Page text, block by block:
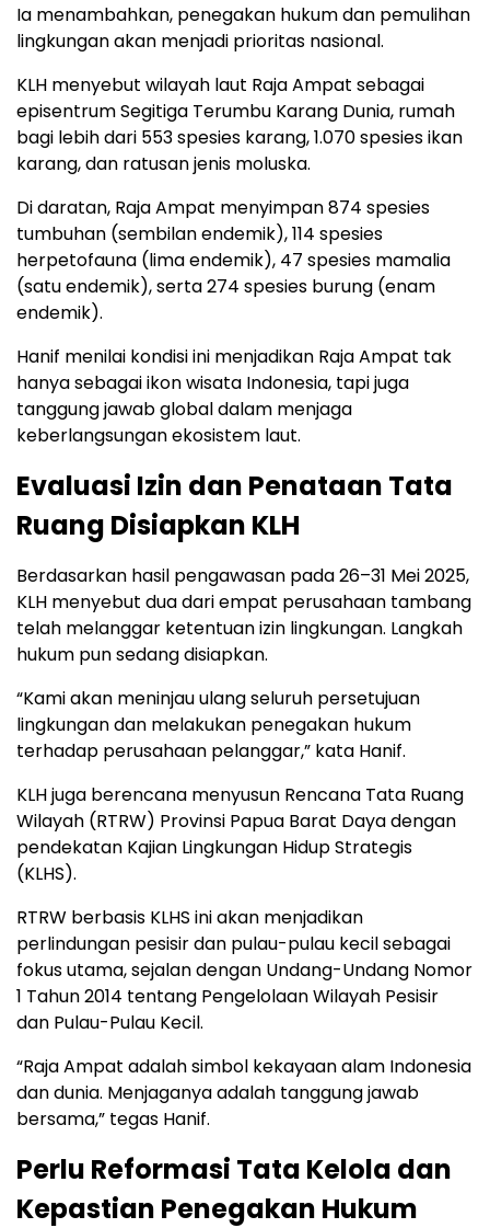
Ia menambahkan, penegakan hukum dan pemulihan
lingkungan akan menjadi prioritas nasional.
KLH menyebut wilayah laut Raja Ampat sebagai
episentrum Segitiga Terumbu Karang Dunia, rumah
bagi lebih dari 553 spesies karang, 1.070 spesies ikan
karang, dan ratusan jenis moluska.
Di daratan, Raja Ampat menyimpan 874 spesies
tumbuhan (sembilan endemik), 114 spesies
herpetofauna (lima endemik), 47 spesies mamalia
(satu endemik), serta 274 spesies burung (enam
endemik).
Hanif menilai kondisi ini menjadikan Raja Ampat tak
hanya sebagai ikon wisata Indonesia, tapi juga
tanggung jawab global dalam menjaga
keberlangsungan ekosistem laut.
Evaluasi Izin dan Penataan Tata
Ruang Disiapkan KLH
Berdasarkan hasil pengawasan pada 26–31 Mei 2025,
KLH menyebut dua dari empat perusahaan tambang
telah melanggar ketentuan izin lingkungan. Langkah
hukum pun sedang disiapkan.
“Kami akan meninjau ulang seluruh persetujuan
lingkungan dan melakukan penegakan hukum
terhadap perusahaan pelanggar,” kata Hanif.
KLH juga berencana menyusun Rencana Tata Ruang
Wilayah (RTRW) Provinsi Papua Barat Daya dengan
pendekatan Kajian Lingkungan Hidup Strategis
(KLHS).
RTRW berbasis KLHS ini akan menjadikan
perlindungan pesisir dan pulau-pulau kecil sebagai
fokus utama, sejalan dengan Undang-Undang Nomor
1 Tahun 2014 tentang Pengelolaan Wilayah Pesisir
dan Pulau-Pulau Kecil.
“Raja Ampat adalah simbol kekayaan alam Indonesia
dan dunia. Menjaganya adalah tanggung jawab
bersama,” tegas Hanif.
Perlu Reformasi Tata Kelola dan
Kepastian Penegakan Hukum